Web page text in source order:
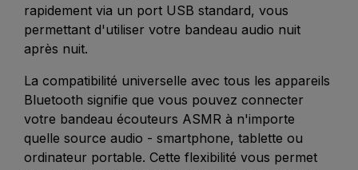
rapidement via un port USB standard, vous
permettant d'utiliser votre bandeau audio nuit
après nuit.
La compatibilité universelle avec tous les appareils
Bluetooth signifie que vous pouvez connecter
votre bandeau écouteurs ASMR à n'importe
quelle source audio - smartphone, tablette ou
ordinateur portable. Cette flexibilité vous permet